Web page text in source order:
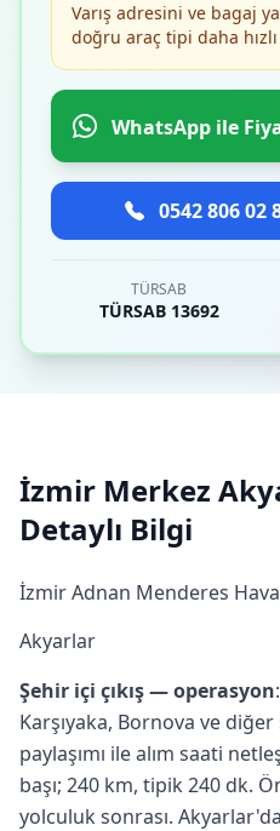
Varış adresini ve bagaj
doğru araç tipi daha
WhatsApp ile
0542 806 02
TÜRSAB
TÜRSAB 13692
İzmir Merkez
Detaylı Bilgi
İzmir Adnan Menderes
Akyarlar
Şehir içi çıkış — operasyon
Karşıyaka, Bornova ve
paylaşımı ile alım saati
başı; 240 km, tipik 240 dk.
yolculuk sonrası.